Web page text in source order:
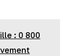
: 0 800